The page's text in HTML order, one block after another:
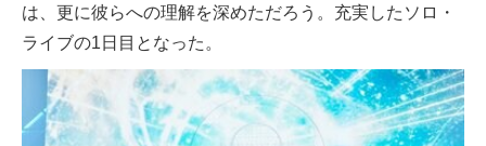
は、更に彼らへの理解を深めただろう。充実したソロ・
ライブの1日目となった。